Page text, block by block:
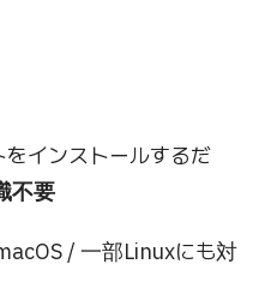
をインストールするだ
不要
/ 一部Linuxにも対